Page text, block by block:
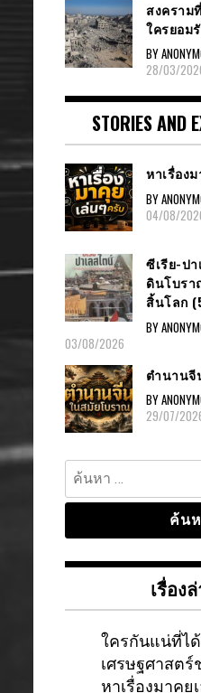
สงคราม
ใครยอม
BY
28/03/
STORIES AND
หาเรื่อง
BY
04/08/
ซีเรีย-ป
ดินโบร
สิ้นโลก
BY
03/08/2026
ตำนาน
BY
29/07/
ค้นหา
สำหรับ:
เรื่อง
ใครกันแน่ที่ไ
เศรษฐศาสต
หาเรื่องมาคุย